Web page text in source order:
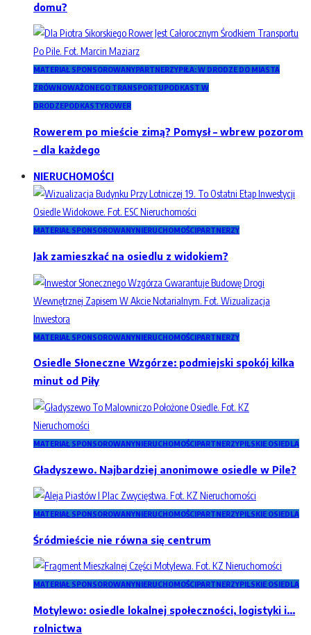
domu?
MATERIAŁ SPONSOROWANYPARTNERZYPIŁA: W DRODZE DO MIASTA
ZRÓWNOWAŻONEGO TRANSPORTUPODKAST W
DRODZEPODKASTYROWER
Rowerem po mieście zimą? Pomysł – wbrew pozorom
– dla każdego
NIERUCHOMOŚCI
MATERIAŁ SPONSOROWANYNIERUCHOMOŚCIPARTNERZY
Jak zamieszkać na osiedlu z widokiem?
MATERIAŁ SPONSOROWANYNIERUCHOMOŚCIPARTNERZY
Osiedle Słoneczne Wzgórze: podmiejski spokój kilka
minut od Piły
MATERIAŁ SPONSOROWANYNIERUCHOMOŚCIPARTNERZYPILSKIE OSIEDLA
Gładyszewo. Najbardziej anonimowe osiedle w Pile?
MATERIAŁ SPONSOROWANYNIERUCHOMOŚCIPARTNERZYPILSKIE OSIEDLA
Śródmieście nie równa się centrum
MATERIAŁ SPONSOROWANYNIERUCHOMOŚCIPARTNERZYPILSKIE OSIEDLA
Motylewo: osiedle lokalnej społeczności, logistyki i…
rolnictwa